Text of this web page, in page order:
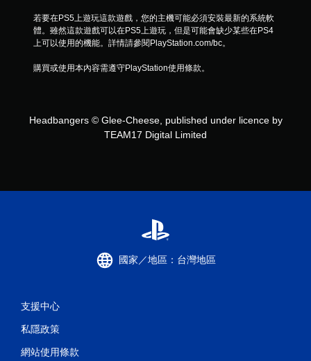
若要在PS5上遊玩這款遊戲，您的主機可能必須安裝最新的系統軟
體。雖然這款遊戲可以在PS5上遊玩，但是可能會缺少某些在PS4
上可以使用的機能。詳情請參閱PlayStation.com/bc。
購買或使用本內容需遵守PlayStation使用條款。
Headbangers © Glee-Cheese, published under licence by
TEAM17 Digital Limited
國家／地區：台灣地區
支援中心
私隱政策
網站使用條款